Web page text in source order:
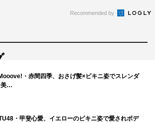
Recommended by
・赤間四季、おさげ髪×ビキニ姿でスレンダ
美…
・甲斐心愛、イエローのビキニ姿で愛されボデ